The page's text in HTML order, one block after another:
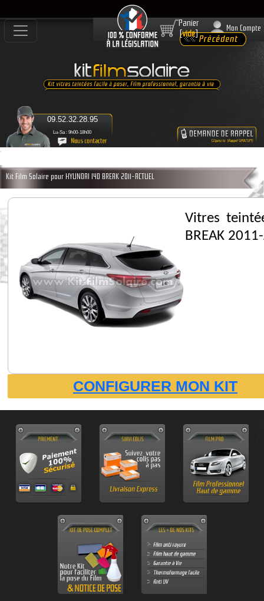
Lu-Sa : 9h00-18h00
09.52.32.28.95
Panier
[vide]
Mon Compte
Kit Film Solaire pour HYUNDAI I40 BREAK 2011-ACTUEL
Vitres
BREAK
CONFIGURER MON KIT